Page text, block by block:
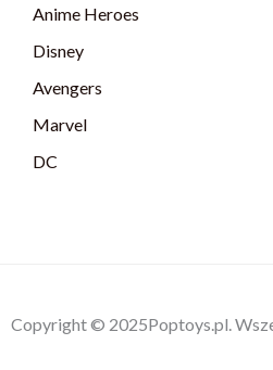
Anime Heroes
Disney
Avengers
Marvel
DC
Copyright © 2025Poptoys.pl.